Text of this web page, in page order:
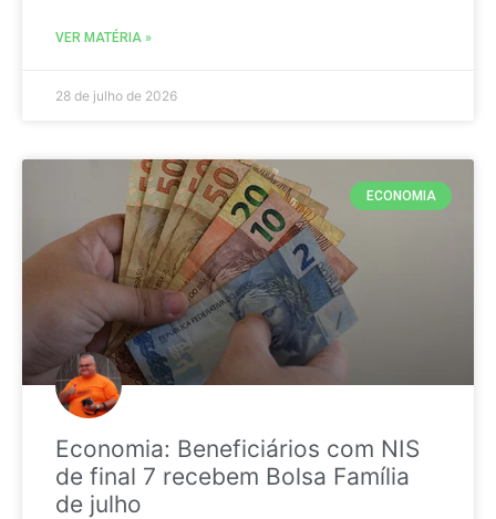
VER MATÉRIA »
28 de julho de 2026
ECONOMIA
Economia: Beneficiários com NIS
de final 7 recebem Bolsa Família
de julho